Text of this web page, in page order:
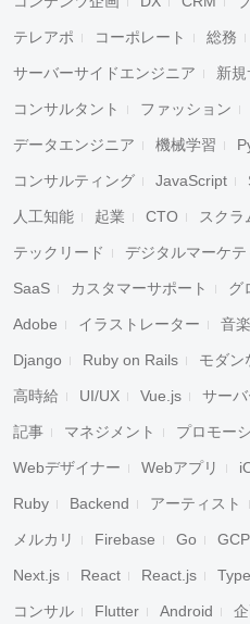
テレアポ コーポレート 総務
サーバーサイドエンジニア 新規
コンサルタント ファッション
データエンジニア 機械学習
コンサルティング JavaScript
人工知能 起業 CTO スクラ
テックリード デジタルマーケ
SaaS カスタマーサポート グ
Adobe イラストレーター 音楽
Django Ruby on Rails モダン
高時給 UI/UX Vue.js サー
記事 マネジメント プロモー
Webデザイナー Webアプリ
Ruby Backend アーティスト
メルカリ Firebase Go GCP
Next.js React React.js
コンサル Flutter Android